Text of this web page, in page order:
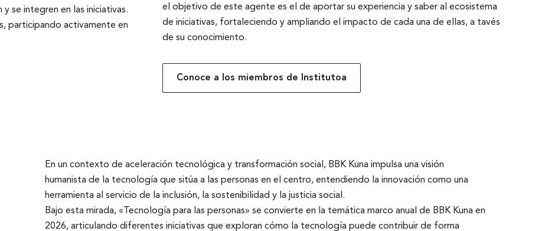
se integren en las iniciativas.
participando activamente en
el objetivo de este agente es el de aportar su experiencia y saber al ecosistema
de iniciativas, fortaleciendo y ampliando el impacto de cada una de ellas, a tavés
de su conocimiento.
Conoce a los miembros de Institutoa
En un contexto de aceleración tecnológica y transformación social, BBK Kuna impulsa una visión
humanista de la tecnología que sitúa a las personas en el centro, entendiendo la innovación como una
herramienta al servicio de la inclusión, la sostenibilidad y la justicia social.
Bajo esta mirada, «Tecnología para las personas» se convierte en la temática marco anual de BBK Kuna en
2026, articulando diferentes iniciativas que exploran cómo la tecnología puede contribuir de forma